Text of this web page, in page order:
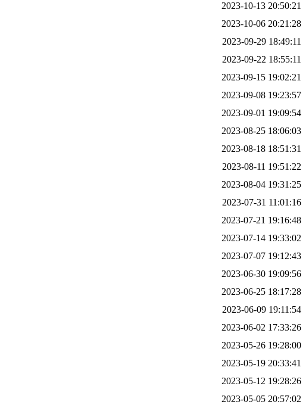
2023-10-13 20:50:21
2023-10-06 20:21:28
2023-09-29 18:49:11
2023-09-22 18:55:11
2023-09-15 19:02:21
2023-09-08 19:23:57
2023-09-01 19:09:54
2023-08-25 18:06:03
2023-08-18 18:51:31
2023-08-11 19:51:22
2023-08-04 19:31:25
2023-07-31 11:01:16
2023-07-21 19:16:48
2023-07-14 19:33:02
2023-07-07 19:12:43
2023-06-30 19:09:56
2023-06-25 18:17:28
2023-06-09 19:11:54
2023-06-02 17:33:26
2023-05-26 19:28:00
2023-05-19 20:33:41
2023-05-12 19:28:26
2023-05-05 20:57:02